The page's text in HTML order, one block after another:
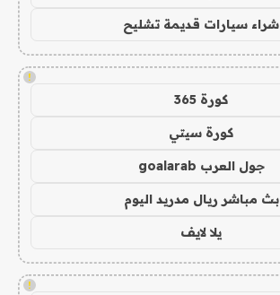
شراء سيارات قديمة تشليح
!
كورة 365
كورة سيتي
جول العرب goalarab
بث مباشر ريال مدريد اليوم
يلا لايف
!